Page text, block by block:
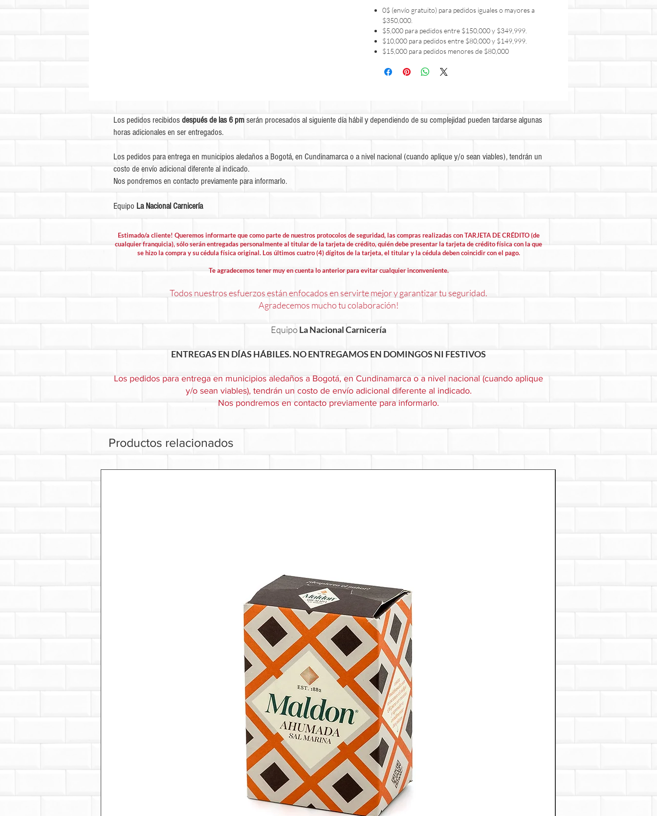
0$ (envío gratuito) para pedidos iguales o mayores a
$350,000.
$5,000 para pedidos entre $150,000 y $349,999.
$10,000 para pedidos entre $80,000 y $149,999.
$15,000 para pedidos menores de $80,000
Los pedidos recibidosdespués de las 6 pmserán procesados al siguiente día hábil y dependiendo de su complejidad pueden tardarse algunas
horas adicionales en ser entregados.
Los pedidos para entrega en municipios aledaños a Bogotá, en Cundinamarca o a nivel nacional (cuando aplique y/o sean viables), tendrán un
costo de envío adicional diferente al indicado.
Nos pondremos en contacto previamente para informarlo.
Equipo La Nacional Carnicería
Estimado/a cliente! Queremos informarte que como parte de nuestros protocolos de seguridad, las compras realizadas con TARJETA DE CRÉDITO (de
cualquier franquicia), sólo serán entregadas personalmente al titular de la tarjeta de crédito, quién debe presentar la tarjeta de crédito física con la que
se hizo la compra y su cédula física original. Los últimos cuatro (4) dígitos de la tarjeta, el titular y la cédula deben coincidir con el pago.
Te agradecemos tener muy en cuenta lo anterior para evitar cualquier inconveniente.
Todos nuestros esfuerzos están enfocados en servirte mejor y garantizar tu seguridad.
Agradecemos mucho tu colaboración!
Equipo La Nacional Carnicería
ENTREGAS EN DÍAS HÁBILES. NO ENTREGAMOS EN DOMINGOS NI FESTIVOS
Los pedidos para entrega en municipios aledaños a Bogotá, en Cundinamarca o a nivel nacional (cuando aplique
y/o sean viables), tendrán un costo de envío adicional diferente al indicado.
Nos pondremos en contacto previamente para informarlo.
Productos relacionados